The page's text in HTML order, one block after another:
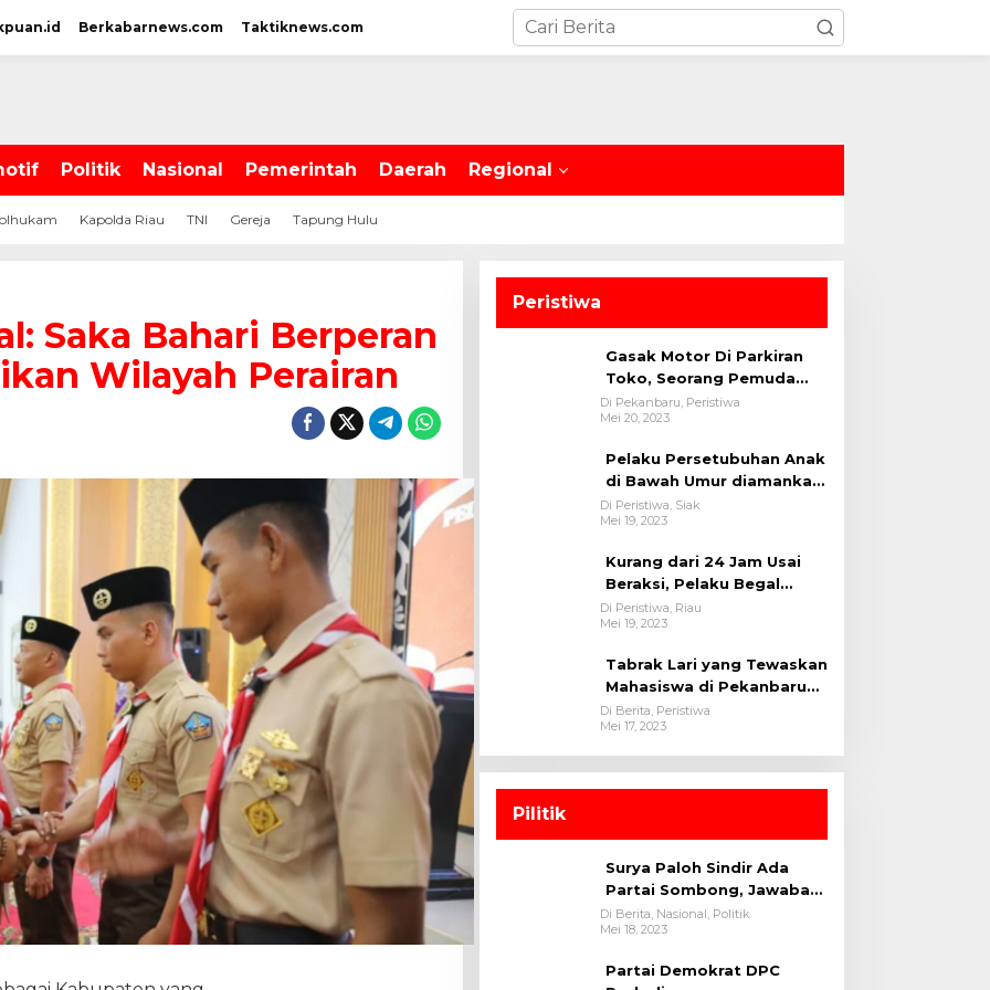
Berkabarnews.com Taktiknews.com
Politik Nasional Pemerintah Daerah Regional
Kapolda Riau TNI Gereja Tapung Hulu
Saka Bahari Berperan
Wilayah Perairan
Peristiwa
Gasak Motor Di Parkiran
Toko, Seorang Pemuda
Diamankan Polsek Bukit
Raya
Di Pekanbaru, Peristiwa
Mei 20, 2023
Pelaku Persetubuhan Anak
di Bawah Umur diamankan
oleh tim Opsnal Polsek
Tualang-Polres Siak-Polda
Di Peristiwa, Siak
Mei 19, 2023
Kurang dari 24 Jam Usai
Beraksi, Pelaku Begal
Berhasil Di Bekuk
Satreskrim Polres
Di Peristiwa, Riau
Mei 19, 2023
Tabrak Lari yang Tewaskan
Mahasiswa di Pekanbaru
Ditangkap Polisi
Di Berita, Peristiwa
Mei 17, 2023
Pilitik
Surya Paloh Sindir Ada
Partai Sombong, Jawaban
Megawati
Di Berita, Nasional, Politik
Mei 18, 2023
Partai Demokrat DPC